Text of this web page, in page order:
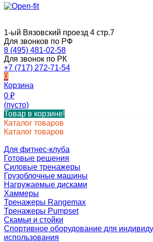
1-ый Вязовский проезд 4 стр.7
Для звонков по РФ
8 (495) 481-02-58
Для звонок по РК
+7 (717) 272-71-54
0
Корзина
0 ₽
(пусто)
Товар в корзине!
Каталог товаров
Каталог товаров
Для фитнес-клуба
Готовые решения
Силовые тренажеры
Грузоблочные машины
Нагружаемые дисками
Хаммеры
Тренажеры Rangemax
Тренажеры Pumpset
Скамьи и стойки
Спортивное оборудование для
использования